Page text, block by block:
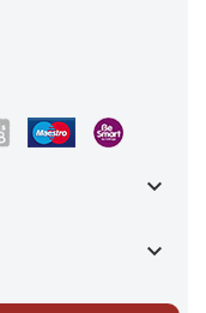
keyboard_arrow_down
keyboard_arrow_down